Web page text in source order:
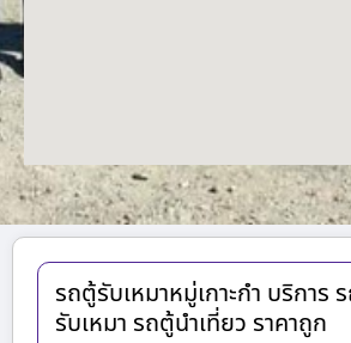
รถตู้รับเหมาหมู่เกาะกำ บริการ
รับเหมา รถตู้นำเที่ยว ราคาถูก